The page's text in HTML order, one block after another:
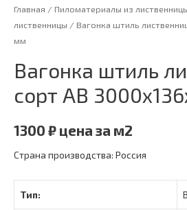
Главная / Пиломатериалы из
лиственницы / Вагонка штиль
мм
Вагонка штиль
сорт АВ
1300 ₽ цена за м2
Страна производства: Россия
Тип: